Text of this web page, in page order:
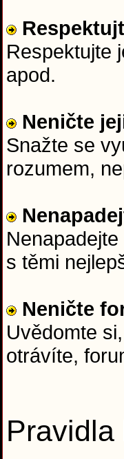
Respektujte
apod.
Neničte
Snažte se
rozumem,
s těmi
Neničte
Uvědomte
otrávíte,
Pravidla